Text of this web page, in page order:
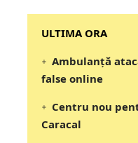
‎‎‎‎‎‎‎ULTIMA ORA
Ambulanță
false online
Centru nou
Caracal